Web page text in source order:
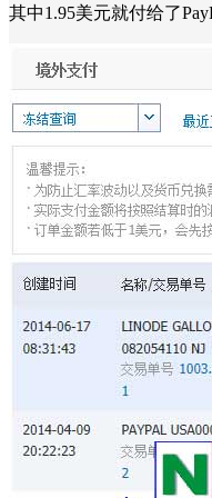
其中1.95美元就付给了